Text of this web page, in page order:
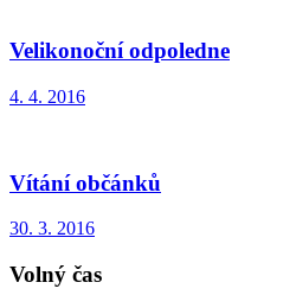
Velikonoční odpoledne
4. 4. 2016
Vítání občánků
30. 3. 2016
Volný čas